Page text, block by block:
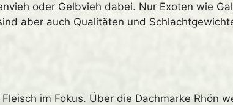
oder Gelbvieh dabei. Nur Exoten wie
aber auch Qualitäten und
im Fokus. Über die Dachmarke Rhön